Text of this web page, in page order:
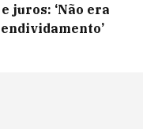
juros: ‘Não era